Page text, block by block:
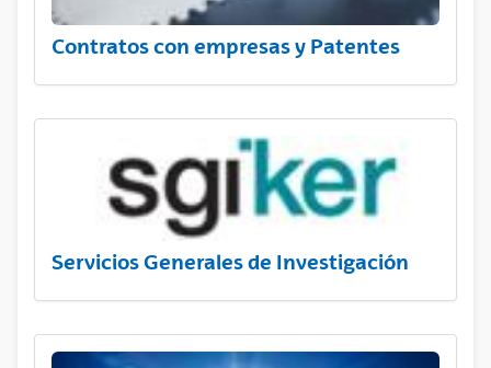
Contratos con empresas y Patentes
Servicios Generales de Investigación